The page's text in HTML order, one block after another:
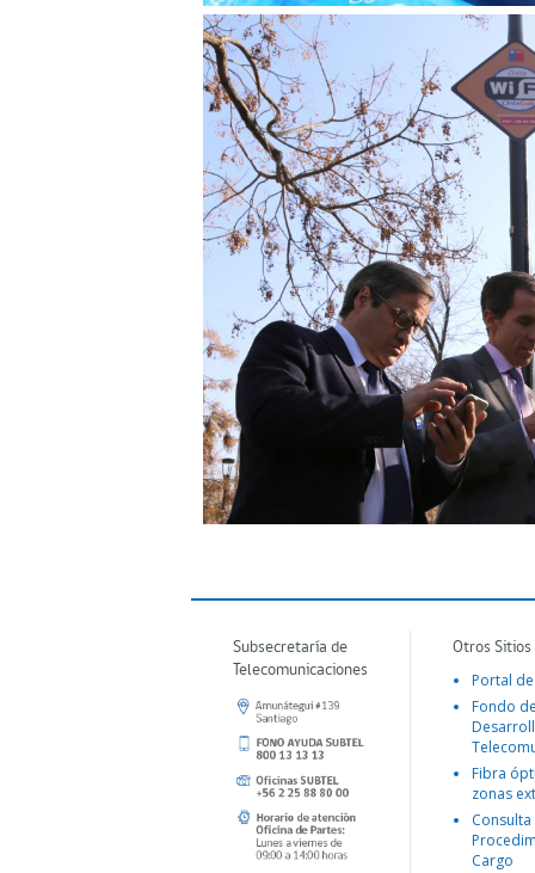
Subsecretaría de
Telecomunicaciones
Otros
Portal
Fondo
Fibra
zonas
Consulta
Cargo